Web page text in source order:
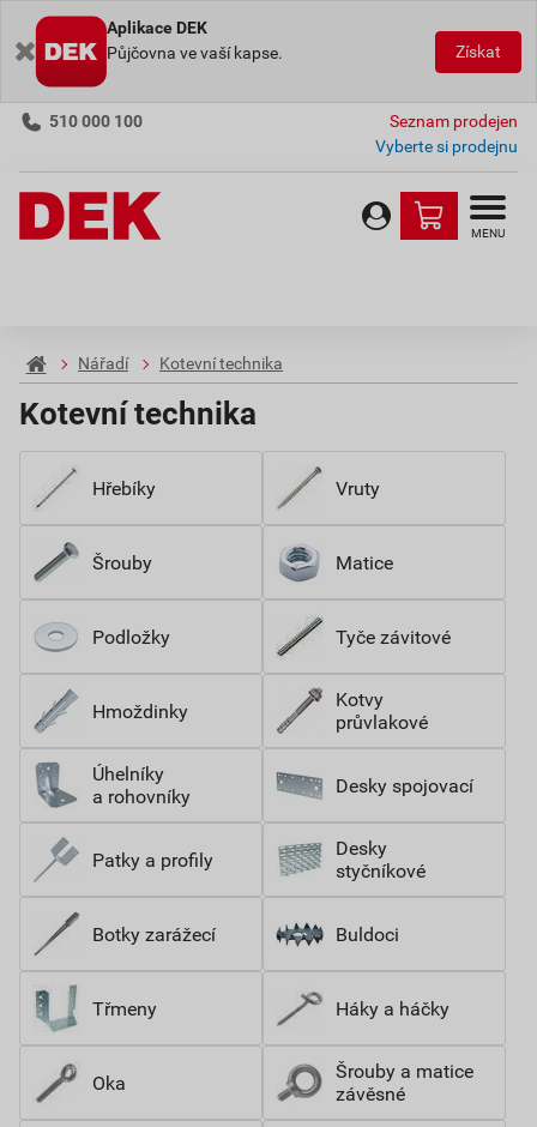
Aplikace DEK
Půjčovna ve vaší kapse.
Získat
510 000 100
Seznam prodejen
Vyberte si prodejnu
MENU
Nářadí Kotevní technika
Kotevní technika
Hřebíky Vruty
Šrouby Matice
Podložky Tyče závitové
Hmoždinky
Kotvy
průvlakové
Úhelníky
a rohovníky
Desky spojovací
Patky a profily
Desky
styčníkové
Botky zarážecí Buldoci
Třmeny Háky a háčky
Oka
Šrouby a matice
závěsné